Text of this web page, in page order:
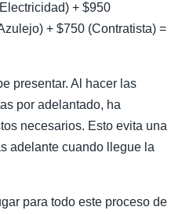
+ $950
+ $750 (Contratista) =
presentar. Al hacer las
por adelantado, ha
necesarios. Esto evita una
adelante cuando llegue la
para todo este proceso de